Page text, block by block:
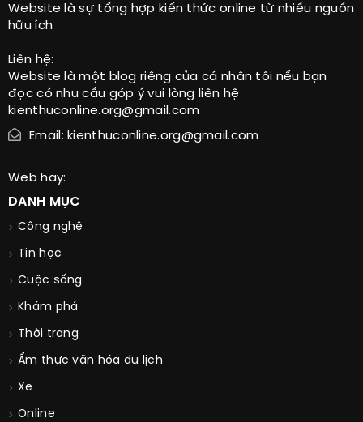
Website là sự tổng hợp kiến thức online từ nhiều nguồn
hữu ích
Liên hệ:
Website là một blog riêng của cá nhân tôi nếu bạn
đọc có nhu cầu góp ý vui lòng liên hệ
kienthuconline.org@gmail.com
Email: kienthuconline.org@gmail.com
Web hay:
DANH MỤC
Công nghệ
Tin học
Cuộc sống
Khám phá
Thời trang
Ẩm thực văn hóa du lịch
Xe
Online